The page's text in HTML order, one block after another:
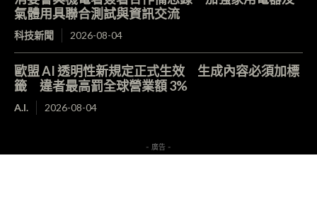
氣體用具聯合測試與資訊交流
科技新聞 2026-08-04
歐盟 AI 透明性新規定正式生效 生成內容必須加標
籤 違者最高罰全球營業額 3%
A.I. 2026-08-04
- 廣告 -